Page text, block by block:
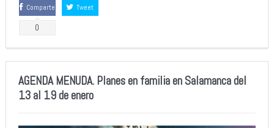
Comparte
0
Tweet
AGENDA MENUDA. Planes en familia en Salamanca del
13 al 19 de enero